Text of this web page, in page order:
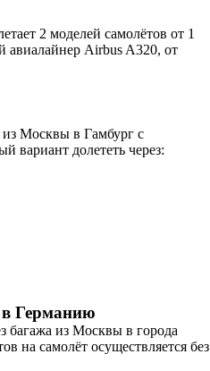
2 моделей самолётов от 1
Airbus A320, от
из Москвы в Гамбург с
вариант долететь через:
Германию
багажа из Москвы в города
на самолёт осуществляется без